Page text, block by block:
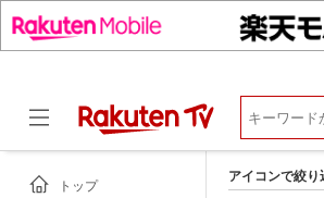
トップ
アイコンで絞り